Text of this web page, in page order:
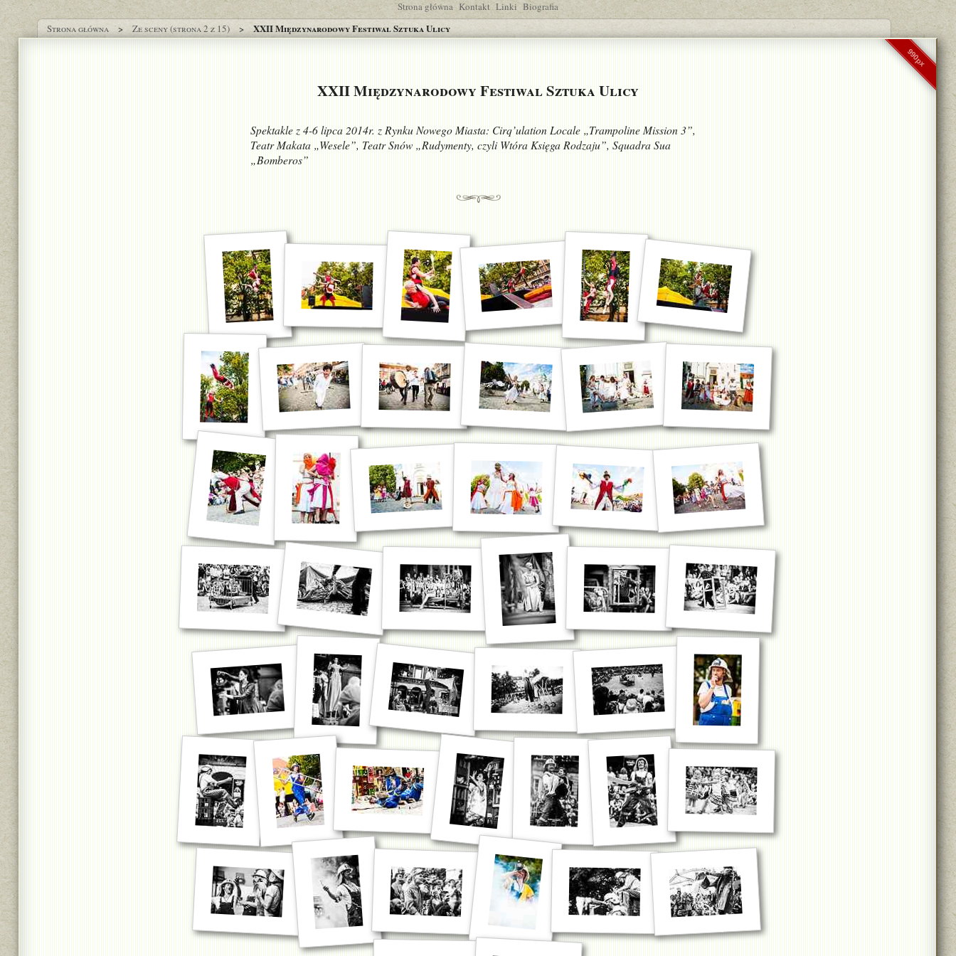
Strona główna Kontakt Linki Biografia
Strona główna
Ze sceny (strona 2 z 15) XXII Międzynarodowy Festiwal Sztuka Ulicy
XXII Międzynarodowy Festiwal Sztuka Ulicy
Spektakle z 4-6 lipca 2014r. z Rynku Nowego Miasta: Cirq’ulation Locale „Trampoline Mission 3”,
Teatr Makata „Wesele”, Teatr Snów „Rudymenty, czyli Wtóra Księga Rodzaju”, Squadra Sua
„Bomberos”
990px